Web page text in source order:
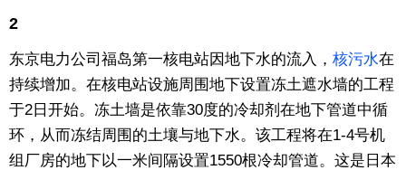
新闻
话题
日本信息库
2
东京电力公司福岛第一核电站因地下水的流入， 核污水在
持续增加。在核电站设施周围地下设置冻土遮水墙的工程
于2日开始。冻土墙是依靠30度的冷却剂在地下管道中循
环，从而冻结周围的土壤与地下水。该工程将在1-4号机
组厂房的地下以一米间隔设置1550根冷却管道。这是日本